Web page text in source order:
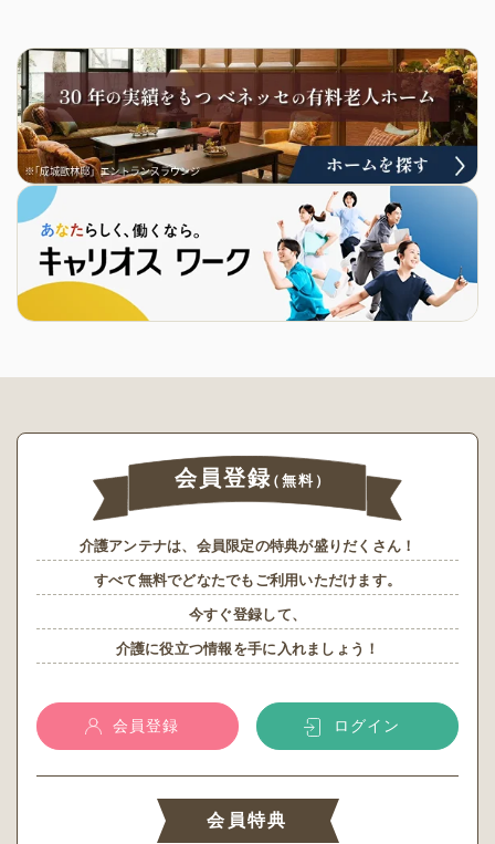
会員登録（無料）
介護アンテナは、会員限定の特典が盛りだくさん！
すべて無料でどなたでもご利用いただけます。
今すぐ登録して、
介護に役立つ情報を手に入れましょう！
会員登録 ログイン
会員特典